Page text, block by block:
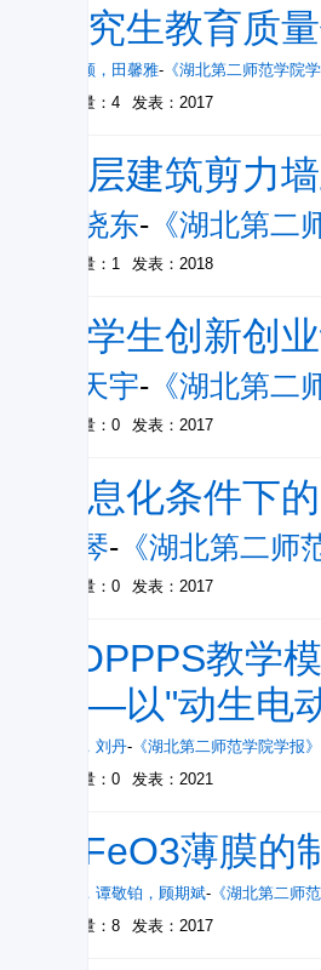
研究生教育质
邓黎颜 ， 田馨雅- 《湖北第二师范学院学
被引量：4
发表：2017
高层建筑剪力
武晓东- 《湖北第二
被引量：1 发表：2018
大学生创新创
卜天宇- 《湖北第二
被引量：0 发表：2017
信息化条件下
李琴- 《湖北第二师
被引量：0 发表：2017
BOPPPS教学
——以"动生电
， 刘丹- 《湖北第二师范学院学报》
被引量：0
发表：2021
BiFeO3薄膜
， 谭敬铂 ， 顾期斌- 《湖北第二师
被引量：8
发表：2017